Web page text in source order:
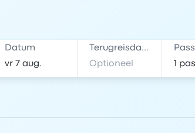
Datum Terugreisdatum